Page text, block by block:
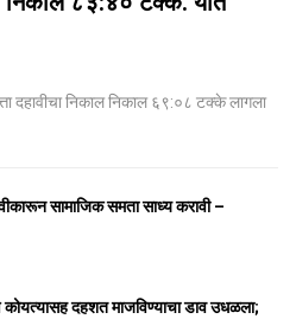
दहावीचा निकाल निकाल ६९:०८ टक्के लागला
सामाजिक समता साध्य करावी –
दहशत माजविण्याचा डाव उधळला;